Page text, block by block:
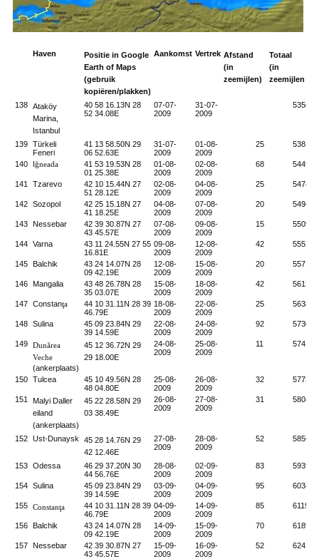
Haven
Positie in Google
Earth of Maps
(gebruik
kopiëren/plakken)
Aankomst Vertrek Afstand
(in
zeemijlen)
Totaal
(in
zeemijlen
138 Ataköy
Marina,
Istanbul
40 58 16.13N 28
52 34.08E
07-07-
2009
31-07-
2009
5356
139 Türkeli
Feneri
41 13 58.50N 29
06 52.63E
31-07-
2009
01-08-
2009
25 5381
140 Iğneada
41 53 19.53N 28
01 25.38E
01-08-
2009
02-08-
2009
68 5449
141 Tzarevo
42 10 15.44N 27
51 28.12E
02-08-
2009
04-08-
2009
25 5474
142 Sozopol
42 25 15.18N 27
41 18.25E
04-08-
2009
07-08-
2009
20 5494
143 Nessebar
42 39 30.87N 27
43 45.57E
07-08-
2009
09-08-
2009
15 5509
144 Varna
43 11 24.55N 27 55
16.81E
09-08-
2009
12-08-
2009
42 5551
145 Balchik
43 24 14.07N 28
09 42.19E
12-08-
2009
15-08-
2009
20 5571
146 Mangalia
43 48 26.78N 28
35 03.07E
15-08-
2009
18-08-
2009
42 5613
147 Constanţa
44 10 31.11N 28 39
46.79E
18-08-
2009
22-08-
2009
25 5638
148 Sulina
45 09 23.84N 29
39 14.59E
22-08-
2009
24-08-
2009
92 5730
149 Dunărea
Veche
(ankerplaats)
45 12 36.72N 29
29 18.00E
24-08-
2009
25-08-
2009
11 5741
150 Tulcea
45 10 49.56N 28
48 04.80E
25-08-
2009
26-08-
2009
32 5773
151
Malyi Daller
eiland
(ankerplaats)
45 22 28.58N 29
03 38.49E
26-08-
2009
27-08-
2009
31 5804
152 Ust-Dunaysk
45 28 14.76N 29
42 12.46E
27-08-
2009
28-08-
2009
52 5856
153 Odessa
46 29 37.20N 30
44 56.76E
28-08-
2009
02-09-
2009
83 5939
154 Sulina
45 09 23.84N 29
39 14.59E
03-09-
2009
04-09-
2009
95 6034
155 Constanţa
44 10 31.11N 28 39
46.79E
04-09-
2009
14-09-
2009
85 6119
156 Balchik
43 24 14.07N 28
09 42.19E
14-09-
2009
15-09-
2009
70 6189
157 Nessebar
42 39 30.87N 27
43 45.57E
15-09-
2009
16-09-
2009
52 6241